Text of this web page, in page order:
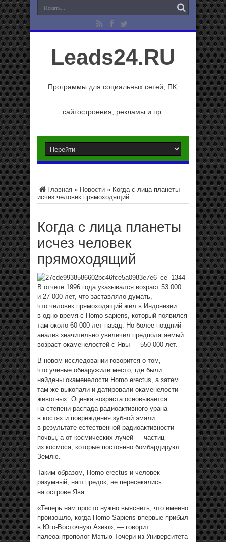
Leads24.RU
Программы для социальных сетей, ПК,
сайтостроения, рекламы и пр.
Главная » Новости » Когда с лица планеты
исчез человек прямоходящий
Когда с лица планеты
исчез человек
прямоходящий
В отчете 1996 года указывался возраст 53 000
и 27 000 лет, что заставляло думать,
что человек прямоходящий жил в Индонезии
в одно время с Homo sapiens, который появился
там около 60 000 лет назад. Но более поздний
анализ значительно увеличил предполагаемый
возраст окаменелостей с Явы — 550 000 лет.
В новом исследовании говорится о том,
что ученые обнаружили место, где были
найдены окаменелости Homo erectus, а затем
там же выкопали и датировали окаменелости
животных. Оценка возраста основывается
на степени распада радиоактивного урана
в костях и повреждения зубной эмали
в результате естественной радиоактивности
почвы, а от космических лучей — частиц
из космоса, которые постоянно бомбардируют
Землю.
Таким образом, Homo erectus и человек
разумный, наш предок, не пересекались
на острове Ява.
«Теперь нам просто нужно выяснить, что именно
произошло, когда Homo Sapiens впервые прибыл
в Юго-Восточную Азию», — говорит
палеоантрополог Мэтью Точери из Университета